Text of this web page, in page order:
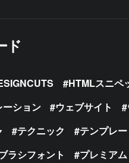
ド
HTMLスニペ
ーション
ウェブサイト
テクニック テンプレー
ラシフォント プレミアム